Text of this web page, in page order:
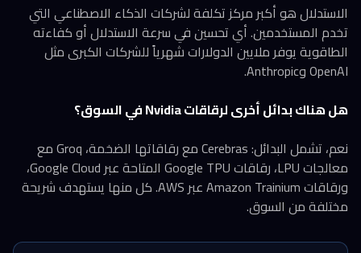
الاستدلال هو أكبر مركز تكلفة لشركات الذكاء الاصطناعي التي
تخدم المستخدمين. أي تحسين في سرعة الاستدلال أو كفاءته
الطاقوية يوفر ملايين الدولارات شهرياً للشركات الكبرى مثل
OpenAI وAnthropic.
هل هناك بدائل أخرى لرقاقات Nvidia في السوق؟
نعم، تشمل البدائل: Cerebras مع رقاقاتها الضخمة، Groq مع
معالجات LPU، رقاقات Google TPU المتاحة عبر Google Cloud،
ورقاقات Amazon Trainium عبر AWS. كل منها يستهدف شريحة
مختلفة من السوق.